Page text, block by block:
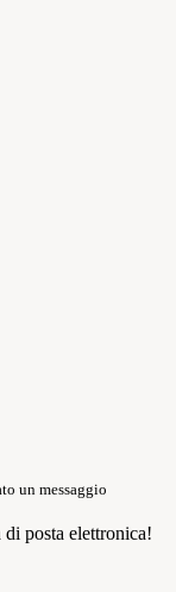
un messaggio
posta elettronica!